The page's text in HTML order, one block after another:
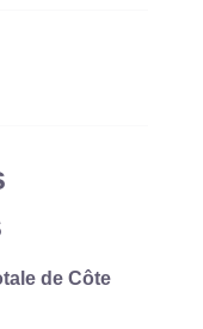
de Côte